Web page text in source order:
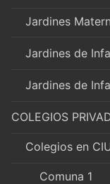
Jardines
Jardines de
Jardines de
COLEGIOS
Colegios en
Comuna 1